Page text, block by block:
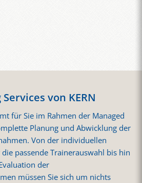
von KERN
für Sie im Rahmen der Managed
Planung und Abwicklung der
Von der individuellen
passende Trainerauswahl bis hin
der
müssen Sie sich um nichts